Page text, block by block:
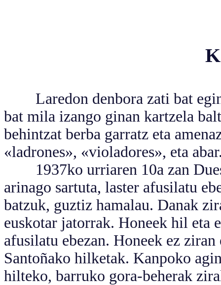
Laredon denbora zati bat egin
bat mila izango ginan kartzela
behintzat berba garratz eta
«ladrones», «violadores», eta
1937ko urriaren 10a zan
arinago sartuta, laster afusilatu
batzuk, guztiz hamalau. Danak
euskotar jatorrak. Honeek hil eta
afusilatu ebezan. Honeek ez
Santoñako hilketak. Kanpoko
hilteko, barruko gora-beherak